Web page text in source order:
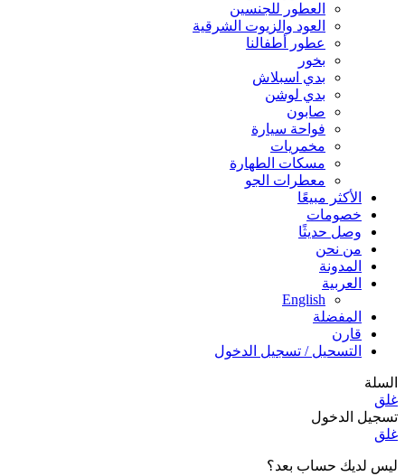
العطور للجنسين
العود والزيوت الشرقية
عطور أطفالنا
بخور
بدي اسبلاش
بدي لوشن
صابون
فواحة سيارة
مخمريات
مسكات الطهارة
معطرات الجو
الأكثر مبيعًا
خصومات
وصل حديثًا
من نحن
المدونة
العربية
English
المفضلة
قارن
التسحيل / تسجيل الدخول
السلة
غلق
تسجيل الدخول
غلق
ليس لديك حساب بعد؟